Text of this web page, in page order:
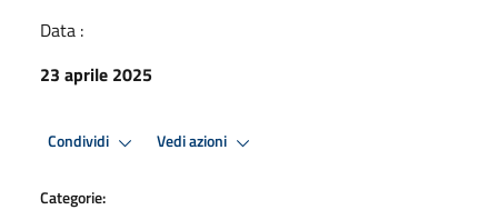
Data :
23 aprile 2025
Condividi Vedi azioni
Categorie: